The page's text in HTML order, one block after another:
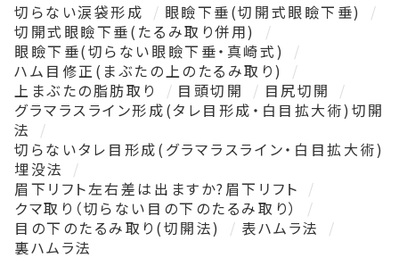
切らない涙袋形成
眼瞼下垂(切開式眼瞼下垂)
切開式眼瞼下垂(たるみ取り併用)
眼瞼下垂(切らない眼瞼下垂・真崎式)
ハム目修正(まぶたの上のたるみ取り)
上まぶたの脂肪取り
目頭切開
目尻切開
グラマラスライン形成(タレ目形成・白目拡大術)切開
法
切らないタレ目形成(グラマラスライン・白目拡大術)
埋没法
眉下リフト左右差は出ますか?眉下リフト
クマ取り（切らない目の下のたるみ取り）
目の下のたるみ取り(切開法)
表ハムラ法
裏ハムラ法